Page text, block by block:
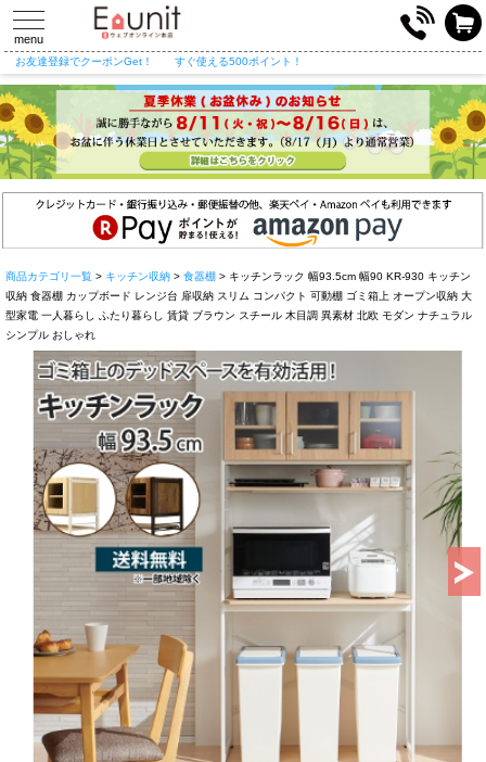
toggle
navigation
menu
お友達登録でクーポンGet！ すぐ使える500ポイント！
商品カテゴリ一覧 > キッチン収納 > 食器棚 > キッチンラック 幅93.5cm 幅90 KR-930 キッチン
収納 食器棚 カップボード レンジ台 扉収納 スリム コンパクト 可動棚 ゴミ箱上 オープン収納 大
型家電 一人暮らし ふたり暮らし 賃貸 ブラウン スチール 木目調 異素材 北欧 モダン ナチュラル
シンプル おしゃれ